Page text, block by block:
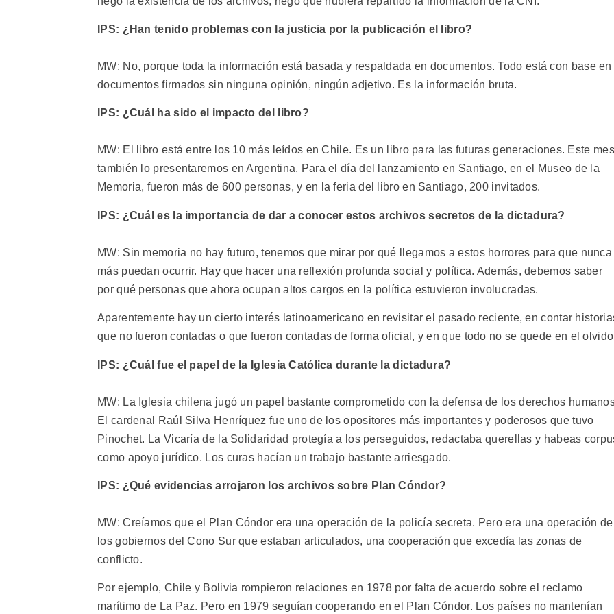
IPS: ¿Han tenido problemas con la justicia por la publicación el libro?
MW: No, porque toda la información está basada y respaldada en documentos. Todo está con base en
documentos firmados sin ninguna opinión, ningún adjetivo. Es la información bruta.
IPS: ¿Cuál ha sido el impacto del libro?
MW: El libro está entre los 10 más leídos en Chile. Es un libro para las futuras generaciones. Este mes
también lo presentaremos en Argentina. Para el día del lanzamiento en Santiago, en el Museo de la
Memoria, fueron más de 600 personas, y en la feria del libro en Santiago, 200 invitados.
IPS: ¿Cuál es la importancia de dar a conocer estos archivos secretos de la dictadura?
MW: Sin memoria no hay futuro, tenemos que mirar por qué llegamos a estos horrores para que nunca
más puedan ocurrir. Hay que hacer una reflexión profunda social y política. Además, debemos saber
por qué personas que ahora ocupan altos cargos en la política estuvieron involucradas.
Aparentemente hay un cierto interés latinoamericano en revisitar el pasado reciente, en contar
que no fueron contadas o que fueron contadas de forma oficial, y en que todo no se quede en el
IPS: ¿Cuál fue el papel de la Iglesia Católica durante la dictadura?
MW: La Iglesia chilena jugó un papel bastante comprometido con la defensa de los derechos
El cardenal Raúl Silva Henríquez fue uno de los opositores más importantes y poderosos que tuvo
Pinochet. La Vicaría de la Solidaridad protegía a los perseguidos, redactaba querellas y habeas
como apoyo jurídico. Los curas hacían un trabajo bastante arriesgado.
IPS: ¿Qué evidencias arrojaron los archivos sobre Plan Cóndor?
MW: Creíamos que el Plan Cóndor era una operación de la policía secreta. Pero era una operación de
los gobiernos del Cono Sur que estaban articulados, una cooperación que excedía las zonas de
conflicto.
Por ejemplo, Chile y Bolivia rompieron relaciones en 1978 por falta de acuerdo sobre el reclamo
marítimo de La Paz. Pero en 1979 seguían cooperando en el Plan Cóndor. Los países no mantenían